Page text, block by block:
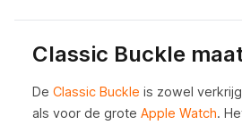
Classic Buckle
De Classic Buckle is zowel
als voor de grote Apple Watch.